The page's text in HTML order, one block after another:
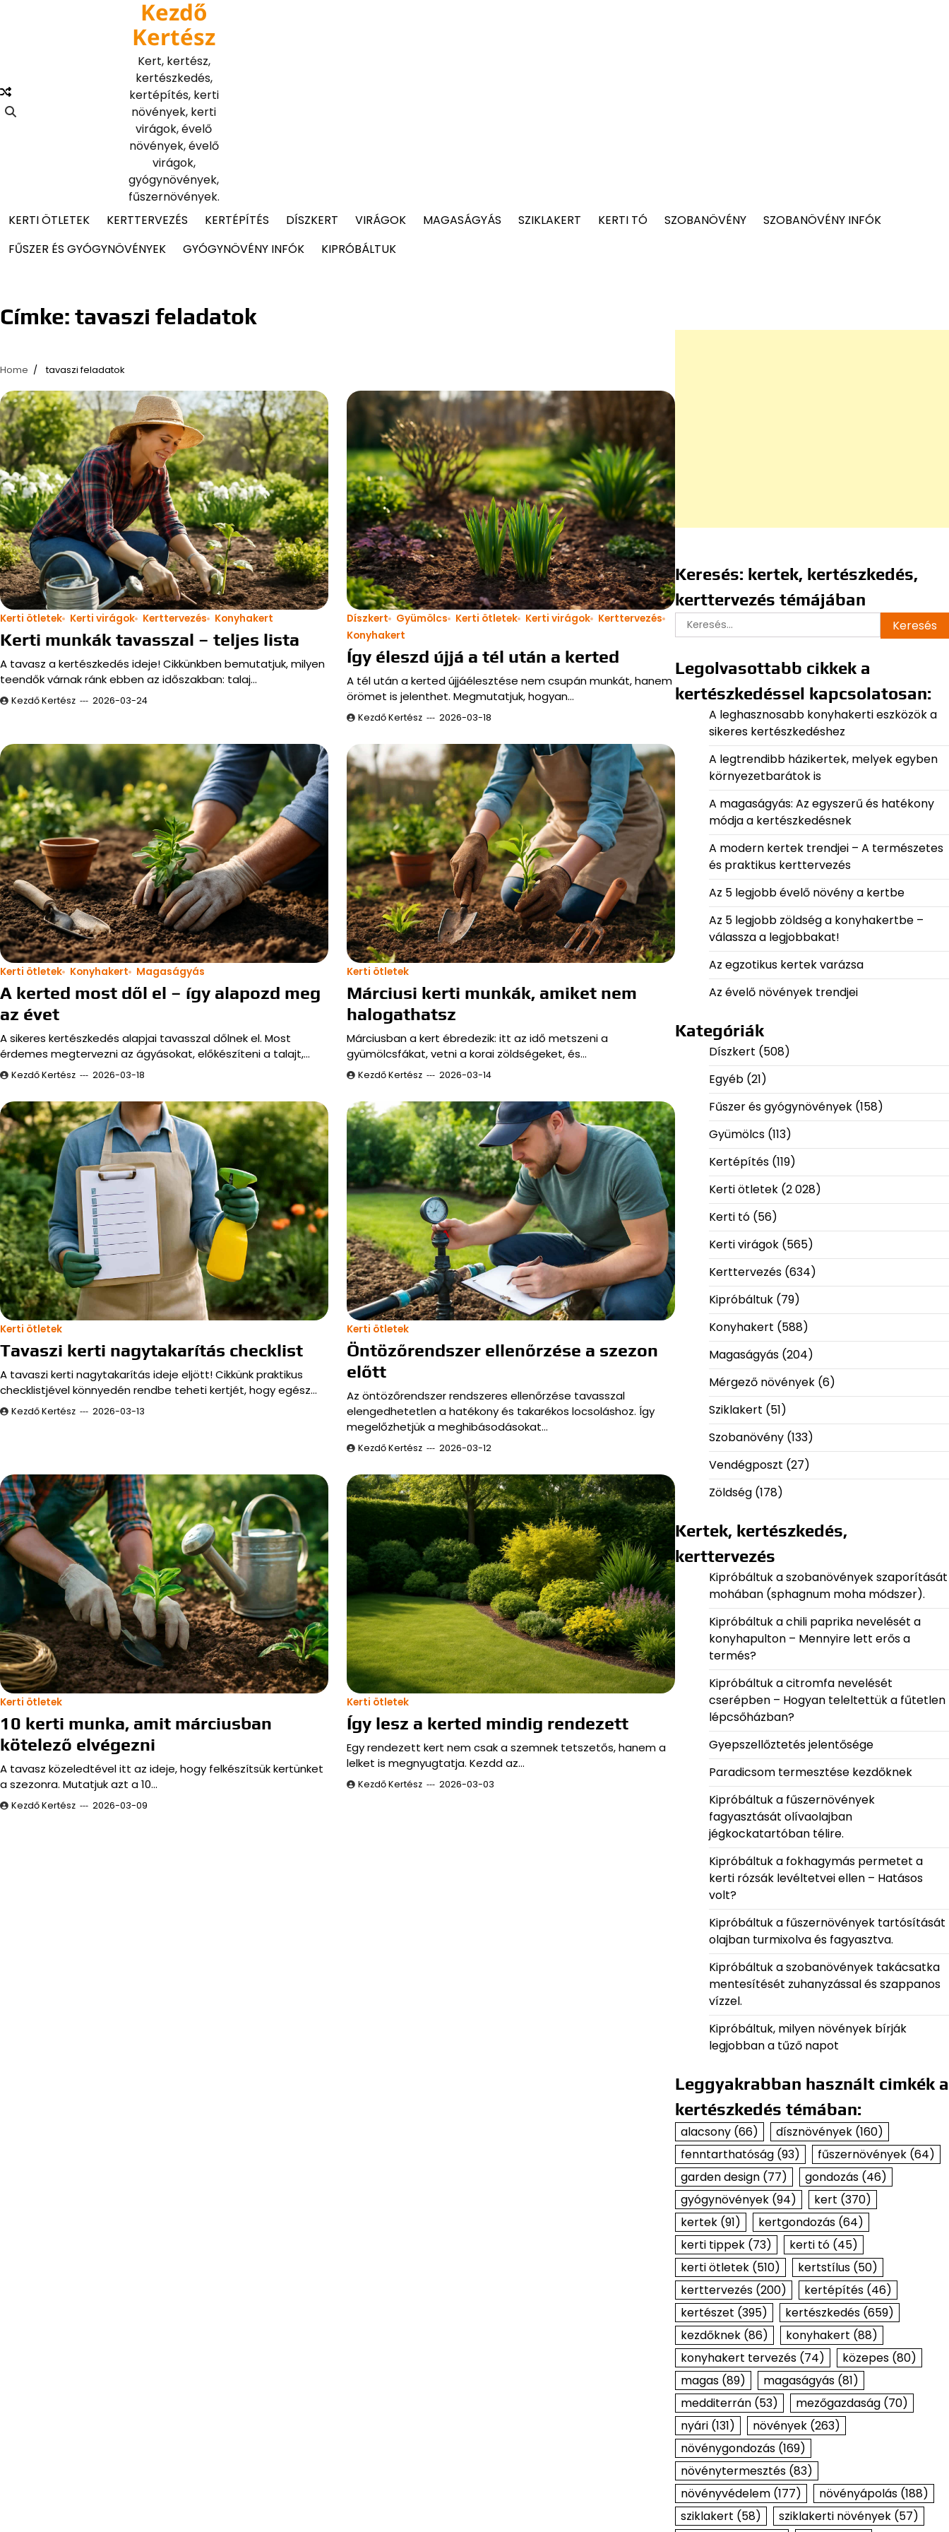
Kezdő
Kertész
Kert, kertész,
kertészkedés,
kertépítés, kerti
növények, kerti
virágok, évelő
növények, évelő
virágok,
gyógynövények,
fűszernövények.
KERTI ÖTLETEK
KERTTERVEZÉS KERTÉPÍTÉS DÍSZKERT VIRÁGOK MAGASÁGYÁS SZIKLAKERT KERTI TÓ SZOBANÖVÉNY
SZOBANÖVÉNY INFÓK
FŰSZER ÉS GYÓGYNÖVÉNYEK
GYÓGYNÖVÉNY INFÓK KIPRÓBÁLTUK
Címke: tavaszi feladatok
Home tavaszi feladatok
Kerti ötletek Kerti virágok Kerttervezés Konyhakert
Kerti munkák tavasszal – teljes lista
A tavasz a kertészkedés ideje! Cikkünkben bemutatjuk, milyen
teendők várnak ránk ebben az időszakban: talaj…
Kezdő Kertész 2026-03-24
Díszkert Gyümölcs Kerti ötletek Kerti virágok
Kerttervezés
Konyhakert
Így éleszd újjá a tél után a kerted
A tél után a kerted újjáélesztése nem csupán munkát, hanem
örömet is jelenthet. Megmutatjuk, hogyan…
Kezdő Kertész 2026-03-18
Kerti ötletek Konyhakert Magaságyás
A kerted most dől el – így alapozd meg
az évet
A sikeres kertészkedés alapjai tavasszal dőlnek el. Most
érdemes megtervezni az ágyásokat, előkészíteni a talajt,…
Kezdő Kertész 2026-03-18
Kerti ötletek
Márciusi kerti munkák, amiket nem
halogathatsz
Márciusban a kert ébredezik: itt az idő metszeni a
gyümölcsfákat, vetni a korai zöldségeket, és…
Kezdő Kertész 2026-03-14
Kerti ötletek
Tavaszi kerti nagytakarítás checklist
A tavaszi kerti nagytakarítás ideje eljött! Cikkünk praktikus
checklistjével könnyedén rendbe teheti kertjét, hogy egész…
Kezdő Kertész 2026-03-13
Kerti ötletek
Öntözőrendszer ellenőrzése a szezon
előtt
Az öntözőrendszer rendszeres ellenőrzése tavasszal
elengedhetetlen a hatékony és takarékos locsoláshoz. Így
megelőzhetjük a meghibásodásokat…
Kezdő Kertész 2026-03-12
Kerti ötletek
10 kerti munka, amit márciusban
kötelező elvégezni
A tavasz közeledtével itt az ideje, hogy felkészítsük kertünket
a szezonra. Mutatjuk azt a 10…
Kezdő Kertész 2026-03-09
Kerti ötletek
Így lesz a kerted mindig rendezett
Egy rendezett kert nem csak a szemnek tetszetős, hanem a
lelket is megnyugtatja. Kezdd az…
Kezdő Kertész 2026-03-03
Keresés: kertek, kertészkedés,
kerttervezés témájában
Keresés:
Legolvasottabb cikkek a
kertészkedéssel kapcsolatosan:
A leghasznosabb konyhakerti eszközök a
sikeres kertészkedéshez
A legtrendibb házikertek, melyek egyben
környezetbarátok is
A magaságyás: Az egyszerű és hatékony
módja a kertészkedésnek
A modern kertek trendjei – A természetes
és praktikus kerttervezés
Az 5 legjobb évelő növény a kertbe
Az 5 legjobb zöldség a konyhakertbe –
válassza a legjobbakat!
Az egzotikus kertek varázsa
Az évelő növények trendjei
Kategóriák
Díszkert (508)
Egyéb(21)
Fűszer és gyógynövények(158)
Gyümölcs(113)
Kertépítés(119)
Kerti ötletek(2 028)
Kerti tó(56)
Kerti virágok(565)
Kerttervezés(634)
Kipróbáltuk(79)
Konyhakert (588)
Magaságyás(204)
Mérgező növények(6)
Sziklakert (51)
Szobanövény(133)
Vendégposzt (27)
Zöldség(178)
Kertek, kertészkedés,
kerttervezés
Kipróbáltuk a szobanövények szaporítását
mohában (sphagnum moha módszer).
Kipróbáltuk a chili paprika nevelését a
konyhapulton – Mennyire lett erős a
termés?
Kipróbáltuk a citromfa nevelését
cserépben – Hogyan teleltettük a fűtetlen
lépcsőházban?
Gyepszellőztetés jelentősége
Paradicsom termesztése kezdőknek
Kipróbáltuk a fűszernövények
fagyasztását olívaolajban
jégkockatartóban télire.
Kipróbáltuk a fokhagymás permetet a
kerti rózsák levéltetvei ellen – Hatásos
volt?
Kipróbáltuk a fűszernövények tartósítását
olajban turmixolva és fagyasztva.
Kipróbáltuk a szobanövények takácsatka
mentesítését zuhanyzással és szappanos
vízzel.
Kipróbáltuk, milyen növények bírják
legjobban a tűző napot
Leggyakrabban használt cimkék a
kertészkedés témában:
alacsony(66) dísznövények(160)
fenntarthatóság(93) fűszernövények(64)
garden design(77) gondozás(46)
gyógynövények(94) kert (370)
kertek(91) kertgondozás(64)
kerti tippek(73) kerti tó(45)
kerti ötletek(510) kertstílus(50)
kerttervezés(200) kertépítés(46)
kertészet (395) kertészkedés(659)
kezdőknek(86) konyhakert (88)
konyhakert tervezés(74) közepes(80)
magas(89) magaságyás(81)
medditerrán(53) mezőgazdaság(70)
nyári(131) növények(263)
növénygondozás(169)
növénytermesztés(83)
növényvédelem(177) növényápolás(188)
sziklakert (58) sziklakerti növények(57)